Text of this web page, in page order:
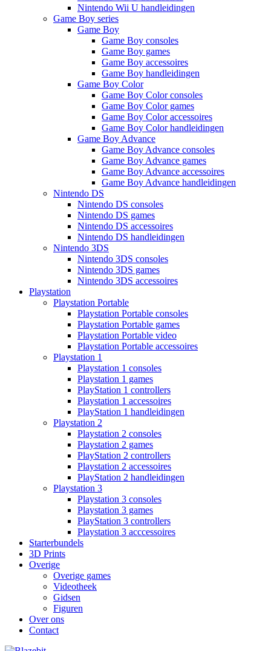
Nintendo Wii U handleidingen
Game Boy series
Game Boy
Game Boy consoles
Game Boy games
Game Boy accessoires
Game Boy handleidingen
Game Boy Color
Game Boy Color consoles
Game Boy Color games
Game Boy Color accessoires
Game Boy Color handleidingen
Game Boy Advance
Game Boy Advance consoles
Game Boy Advance games
Game Boy Advance accessoires
Game Boy Advance handleidingen
Nintendo DS
Nintendo DS consoles
Nintendo DS games
Nintendo DS accessoires
Nintendo DS handleidingen
Nintendo 3DS
Nintendo 3DS consoles
Nintendo 3DS games
Nintendo 3DS accessoires
Playstation
Playstation Portable
Playstation Portable consoles
Playstation Portable games
Playstation Portable video
Playstation Portable accessoires
Playstation 1
Playstation 1 consoles
Playstation 1 games
PlayStation 1 controllers
Playstation 1 accessoires
PlayStation 1 handleidingen
Playstation 2
Playstation 2 consoles
Playstation 2 games
PlayStation 2 controllers
Playstation 2 accessoires
PlayStation 2 handleidingen
Playstation 3
Playstation 3 consoles
Playstation 3 games
PlayStation 3 controllers
Playstation 3 acccessoires
Starterbundels
3D Prints
Overige
Overige games
Videotheek
Gidsen
Figuren
Over ons
Contact